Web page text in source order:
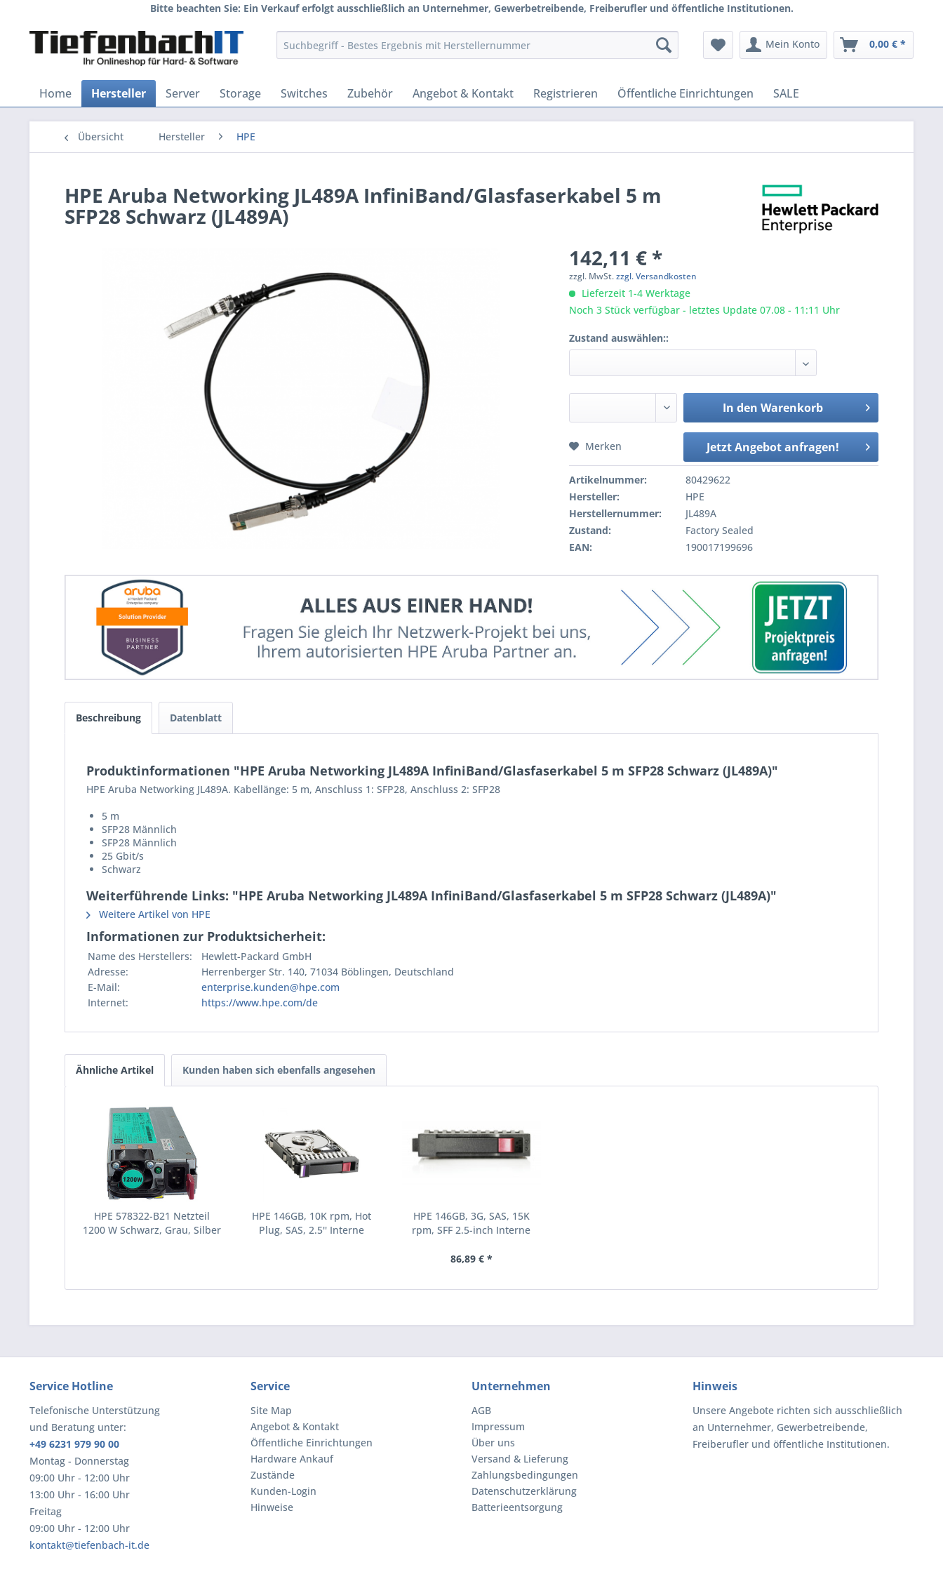
Bitte beachten Sie: Ein Verkauf erfolgt ausschließlich an Unternehmer, Gewerbetreibende, Freiberufler und öffentliche Institutionen.
Mein Konto 0,00 € *
Home Hersteller Server Storage Switches Zubehör Angebot & Kontakt Registrieren Öffentliche Einrichtungen SALE
Übersicht Hersteller HPE
HPE Aruba Networking JL489A InfiniBand/Glasfaserkabel 5 m
SFP28 Schwarz (JL489A)
142,11 € *
zzgl. MwSt.zzgl. Versandkosten
Lieferzeit 1-4 Werktage
Noch 3 Stück verfügbar - letztes Update 07.08 - 11:11 Uhr
Zustand auswählen::
In den Warenkorb
Jetzt Angebot anfragen!
Merken
Artikelnummer:
80429622
Hersteller:
HPE
Herstellernummer:
JL489A
Zustand:
Factory Sealed
EAN:
190017199696
Beschreibung Datenblatt
Produktinformationen "HPE Aruba Networking JL489A InfiniBand/Glasfaserkabel 5 m SFP28 Schwarz (JL489A)"
HPE Aruba Networking JL489A. Kabellänge: 5 m, Anschluss 1: SFP28, Anschluss 2: SFP28
5 m
SFP28 Männlich
SFP28 Männlich
25 Gbit/s
Schwarz
Weiterführende Links: "HPE Aruba Networking JL489A InfiniBand/Glasfaserkabel 5 m SFP28 Schwarz (JL489A)"
Weitere Artikel von HPE
Informationen zur Produktsicherheit:
Name des Herstellers:
Hewlett-Packard GmbH
Adresse:
Herrenberger Str. 140, 71034 Böblingen, Deutschland
E-Mail:
enterprise.kunden@hpe.com
Internet:
https://www.hpe.com/de
Ähnliche Artikel Kunden haben sich ebenfalls angesehen
HPE 578322-B21 Netzteil
1200 W Schwarz, Grau, Silber
HPE 146GB, 10K rpm, Hot
Plug, SAS, 2.5'' Interne
HPE 146GB, 3G, SAS, 15K
rpm, SFF 2.5-inch Interne
(504062-B21)
86,89 € *
Service Hotline
Telefonische Unterstützung
und Beratung unter:
+49 6231 979 90 00
Montag - Donnerstag
09:00 Uhr - 12:00 Uhr
13:00 Uhr - 16:00 Uhr
Freitag
09:00 Uhr - 12:00 Uhr
kontakt@tiefenbach-it.de
Service
Site Map
Angebot & Kontakt
Öffentliche Einrichtungen
Hardware Ankauf
Zustände
Kunden-Login
Hinweise
Unternehmen
AGB
Impressum
Über uns
Versand & Lieferung
Zahlungsbedingungen
Datenschutzerklärung
Batterieentsorgung
Hinweis
Unsere Angebote richten sich ausschließlich
an Unternehmer, Gewerbetreibende,
Freiberufler und öffentliche Institutionen.